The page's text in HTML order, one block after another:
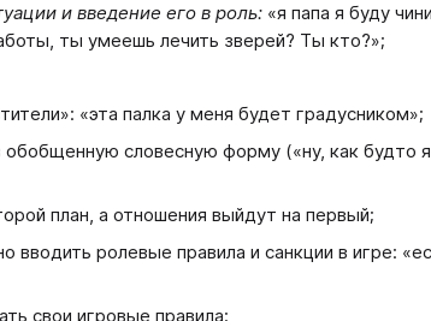
и введение его в роль: «я папа я буду
ты умеешь лечить зверей? Ты кто?»;
«эта палка у меня будет градусником»;
словесную форму («ну, как будто
план, а отношения выйдут на первый;
ролевые правила и санкции в игре:
свои игровые правила;